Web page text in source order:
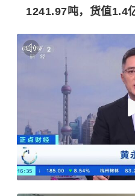
1241.97吨，货值1.4